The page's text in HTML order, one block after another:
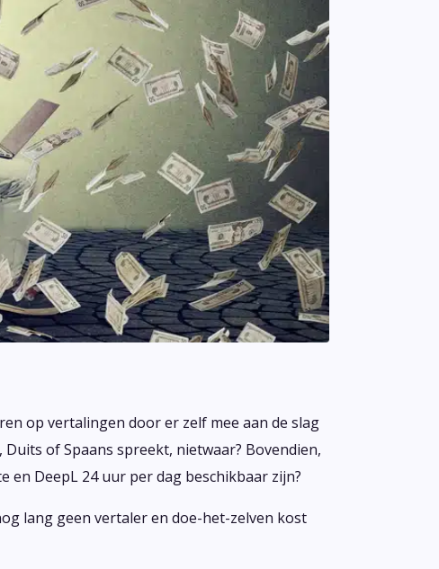
op vertalingen door er zelf mee aan de slag
of Spaans spreekt, nietwaar? Bovendien,
DeepL 24 uur per dag beschikbaar zijn?
lang geen vertaler en doe-het-zelven kost